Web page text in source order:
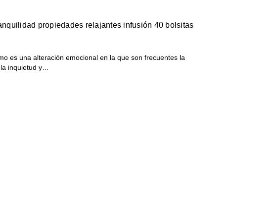
propiedades relajantes infusión 40 bolsitas
es una alteración emocional en la que son frecuentes la
inquietud y…